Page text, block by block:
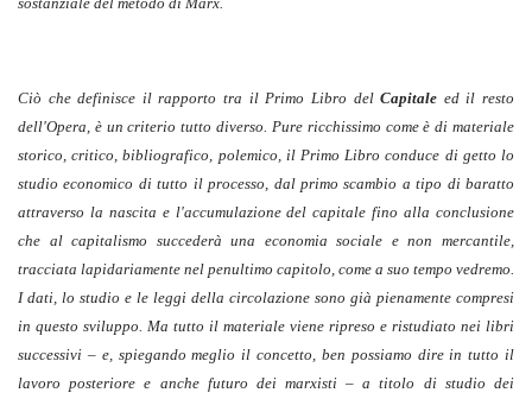
Ciò che definisce il rapporto tra il Primo Libro delCapitale ed il resto
dell'Opera, è un criterio tutto diverso. Pure ricchissimo come è di materiale
storico, critico, bibliografico, polemico, il Primo Libro conduce di getto lo
studio economico di tutto il processo, dal primo scambio a tipo di baratto
attraverso la nascita e l'accumulazione del capitale fino alla conclusione
che al capitalismo succederà una economia sociale e non mercantile,
tracciata lapidariamente nel penultimo capitolo, come a suo tempo vedremo.
I dati, lo studio e le leggi della circolazione sono già pienamente compresi
in questo sviluppo. Ma tutto il materiale viene ripreso e ristudiato nei libri
successivi – e, spiegando meglio il concetto, ben possiamo dire in tutto il
lavoro posteriore e anche futuro dei marxisti – a titolo di studio dei